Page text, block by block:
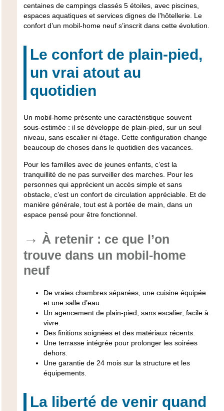
centaines de campings classés 5 étoiles, avec piscines,
espaces aquatiques et services dignes de l’hôtellerie. Le
confort d’un mobil-home neuf s’inscrit dans cette évolution.
Le confort de plain-pied,
un vrai atout au
quotidien
Un mobil-home présente une caractéristique souvent
sous-estimée : il se développe de plain-pied, sur un seul
niveau, sans escalier ni étage. Cette configuration change
beaucoup de choses dans le quotidien des vacances.
Pour les familles avec de jeunes enfants, c’est la
tranquillité de ne pas surveiller des marches. Pour les
personnes qui apprécient un accès simple et sans
obstacle, c’est un confort de circulation appréciable. Et de
manière générale, tout est à portée de main, dans un
espace pensé pour être fonctionnel.
À retenir : ce que l’on
trouve dans un mobil-home
neuf
De vraies chambres séparées, une cuisine équipée
et une salle d’eau.
Un agencement de plain-pied, sans escalier, facile à
vivre.
Des finitions soignées et des matériaux récents.
Une terrasse intégrée pour prolonger les soirées
dehors.
Une garantie de 24 mois sur la structure et les
équipements.
La liberté de venir quand